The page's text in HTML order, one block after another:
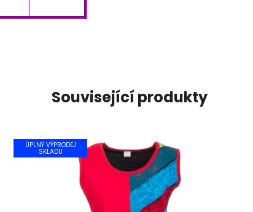
Související produkty
ÚPLNÝ VÝPRODEJ
SKLADU